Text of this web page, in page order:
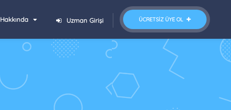
ÜCRETSIZ ÜYE OL
Uzman Girişi
Hakkında